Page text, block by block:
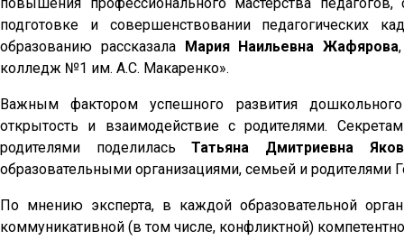
подготовке и совершенствовании педагогических
образованию рассказала Мария Наильевна Жафярова
колледж №1 им. А.С. Макаренко».
Важным фактором успешного развития
открытость и взаимодействие с родителями.
родителями поделиласьТатьяна Дмитриевна
образовательными организациями, семьей и родителями
По мнению эксперта, в каждой образовательной
коммуникативной (в том числе, конфликтной)